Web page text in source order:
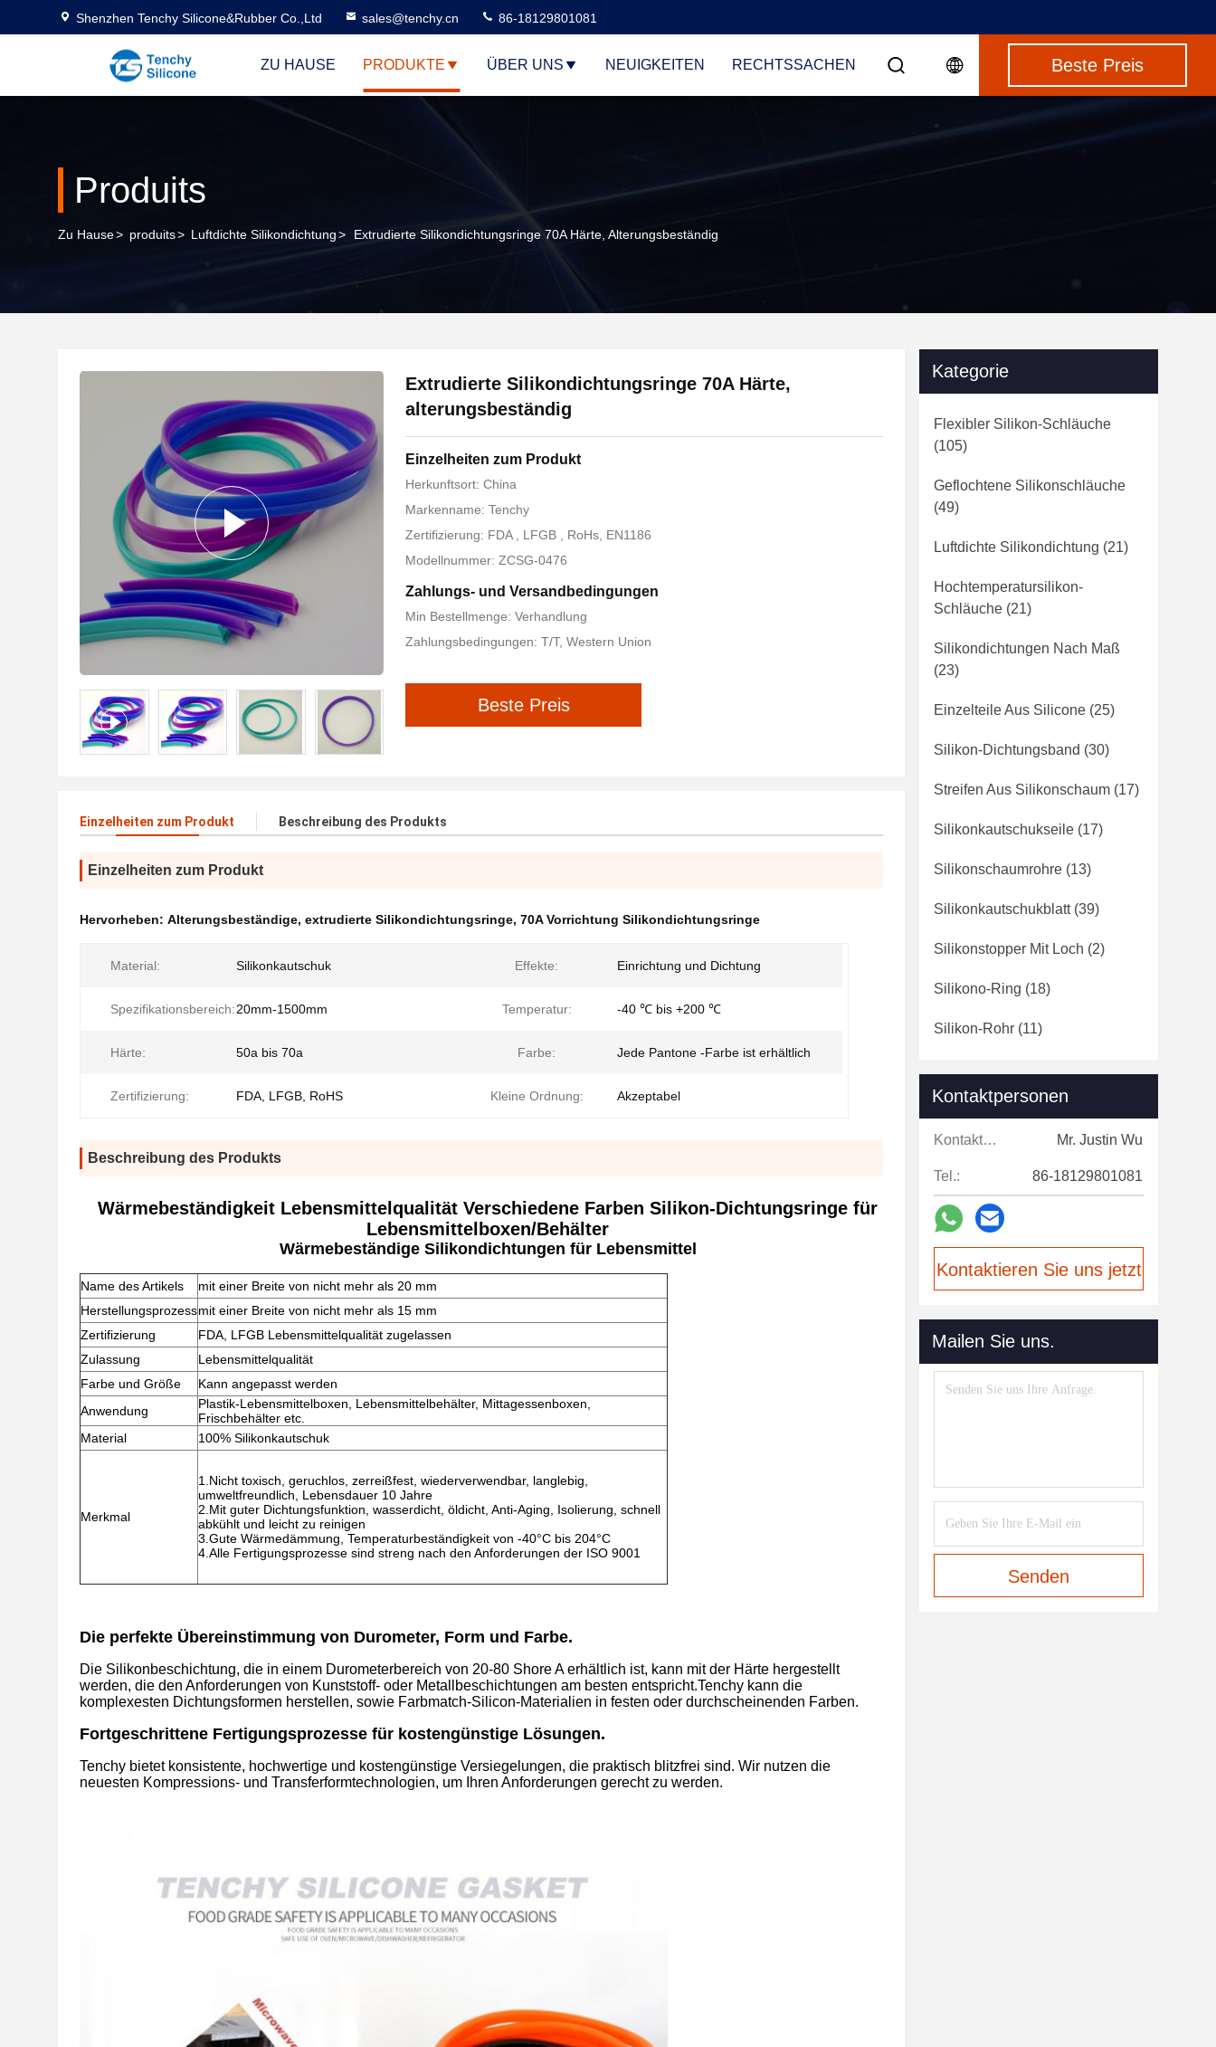
Shenzhen Tenchy Silicone&Rubber Co.,Ltd sales@tenchy.cn 86-18129801081
ZU HAUSE PRODUKTE ÜBER UNS NEUIGKEITEN RECHTSSACHEN Beste Preis
Produits
Zu Hause> produits> Luftdichte Silikondichtung> Extrudierte Silikondichtungsringe 70A Härte, Alterungsbeständig
Extrudierte Silikondichtungsringe 70A Härte,
alterungsbeständig
Einzelheiten zum Produkt
Herkunftsort: China
Markenname: Tenchy
Zertifizierung: FDA , LFGB , RoHs, EN1186
Modellnummer: ZCSG-0476
Zahlungs- und Versandbedingungen
Min Bestellmenge: Verhandlung
Zahlungsbedingungen: T/T, Western Union
Beste Preis
Einzelheiten zum Produkt Beschreibung des Produkts
Einzelheiten zum Produkt
Hervorheben: Alterungsbeständige, extrudierte Silikondichtungsringe, 70A Vorrichtung Silikondichtungsringe
Material: Silikonkautschuk Effekte: Einrichtung und Dichtung
Spezifikationsbereich:20mm-1500mm Temperatur: -40 ℃ bis +200 ℃
Härte: 50a bis 70a Farbe: Jede Pantone -Farbe ist erhältlich
Zertifizierung: FDA, LFGB, RoHS Kleine Ordnung: Akzeptabel
Beschreibung des Produkts
Wärmebeständigkeit Lebensmittelqualität Verschiedene Farben Silikon-Dichtungsringe für
Lebensmittelboxen/Behälter
Wärmebeständige Silikondichtungen für Lebensmittel
Name des Artikels
mit einer Breite von nicht mehr als 20 mm
Herstellungsprozessmit einer Breite von nicht mehr als 15 mm
Zertifizierung
FDA, LFGB Lebensmittelqualität zugelassen
Zulassung
Lebensmittelqualität
Farbe und Größe
Kann angepasst werden
Anwendung
Plastik-Lebensmittelboxen, Lebensmittelbehälter, Mittagessenboxen,
Frischbehälter etc.
Material
100% Silikonkautschuk
Merkmal
1.Nicht toxisch, geruchlos, zerreißfest, wiederverwendbar, langlebig,
umweltfreundlich, Lebensdauer 10 Jahre
2.Mit guter Dichtungsfunktion, wasserdicht, öldicht, Anti-Aging, Isolierung, schnell
abkühlt und leicht zu reinigen
3.Gute Wärmedämmung, Temperaturbeständigkeit von -40°C bis 204°C
4.Alle Fertigungsprozesse sind streng nach den Anforderungen der ISO 9001
Die perfekte Übereinstimmung von Durometer, Form und Farbe.
Die Silikonbeschichtung, die in einem Durometerbereich von 20-80 Shore A erhältlich ist, kann mit der Härte hergestellt
werden, die den Anforderungen von Kunststoff- oder Metallbeschichtungen am besten entspricht.Tenchy kann die
komplexesten Dichtungsformen herstellen, sowie Farbmatch-Silicon-Materialien in festen oder durchscheinenden Farben.
Fortgeschrittene Fertigungsprozesse für kostengünstige Lösungen.
Tenchy bietet konsistente, hochwertige und kostengünstige Versiegelungen, die praktisch blitzfrei sind. Wir nutzen die
neuesten Kompressions- und Transferformtechnologien, um Ihren Anforderungen gerecht zu werden.
Kategorie
Flexibler Silikon-Schläuche
(105)
Geflochtene Silikonschläuche
(49)
Luftdichte Silikondichtung (21)
Hochtemperatursilikon-
Schläuche (21)
Silikondichtungen Nach Maß
(23)
Einzelteile Aus Silicone (25)
Silikon-Dichtungsband (30)
Streifen Aus Silikonschaum (17)
Silikonkautschukseile (17)
Silikonschaumrohre (13)
Silikonkautschukblatt(39)
Silikonstopper Mit Loch (2)
Silikono-Ring (18)
Silikon-Rohr (11)
Kontaktpersonen
Kontaktpersonen: Mr. Justin Wu
Tel.: 86-18129801081
Kontaktieren Sie uns jetzt
Mailen Sie uns.
Senden